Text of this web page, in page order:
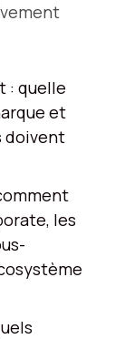
: quelle
et
doivent
les